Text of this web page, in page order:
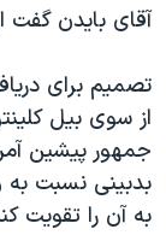
آقای بایدن گفت
تصمیم برای
از سوی بیل
جمهور‌ پیشین
بدبینی نسبت به
به آن را تقویت